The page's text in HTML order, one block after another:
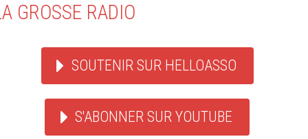
GROSSE RADIO
SOUTENIR SUR HELLOASSO
S'ABONNER SUR YOUTUBE